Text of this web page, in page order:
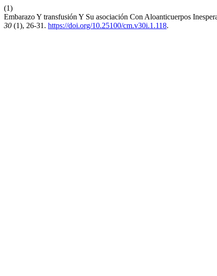
(1)
Embarazo Y transfusión Y Su asociación Con Aloanticuerpos
30 (1), 26-31. https://doi.org/10.25100/cm.v30i.1.118.